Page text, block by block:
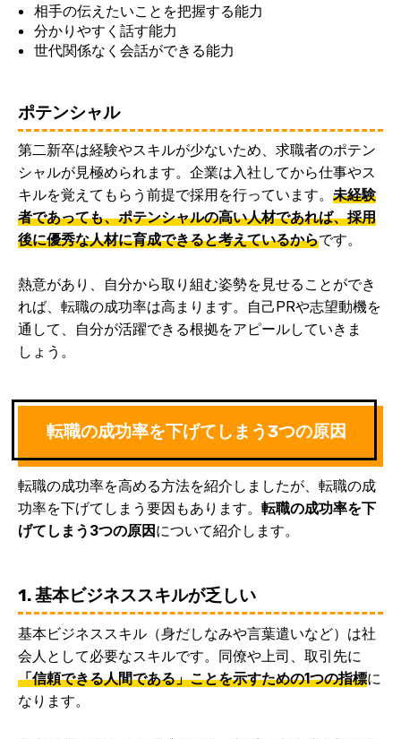
相手の伝えたいことを把握する能力
分かりやすく話す能力
世代関係なく会話ができる能力
ポテンシャル
第二新卒は経験やスキルが少ないため、求職者のポテン
シャルが見極められます。企業は入社してから仕事やス
キルを覚えてもらう前提で採用を行っています。 未経験
者であっても、ポテンシャルの高い人材であれば、採用
後に優秀な人材に育成できると考えているからです。
熱意があり、自分から取り組む姿勢を見せることができ
れば、転職の成功率は高まります。自己PRや志望動機を
通して、自分が活躍できる根拠をアピールしていきま
しょう。
転職の成功率を下げてしまう3つの原因
転職の成功率を高める方法を紹介しましたが、転職の成
功率を下げてしまう要因もあります。 転職の成功率を下
げてしまう3つの原因について紹介します。
1. 基本ビジネススキルが乏しい
基本ビジネススキル（身だしなみや言葉遣いなど）は社
会人として必要なスキルです。同僚や上司、取引先に
「信頼できる人間である」ことを示すための1つの指標に
なります。